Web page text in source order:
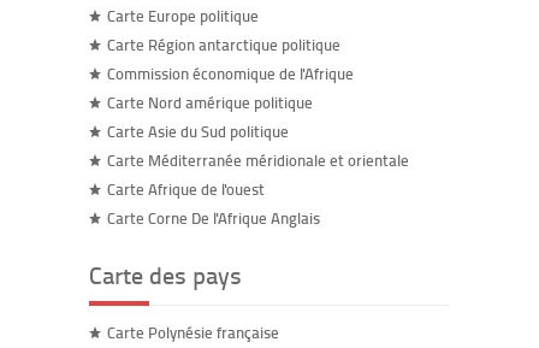
Carte Europe politique
Carte Région antarctique politique
Commission économique de l'Afrique
Carte Nord amérique politique
Carte Asie du Sud politique
Carte Méditerranée méridionale et orientale
Carte Afrique de l'ouest
Carte Corne De l'Afrique Anglais
Carte des pays
Carte Polynésie française